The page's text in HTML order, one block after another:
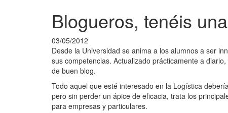
Blogueros, tenéis
03/05/2012
Desde la Universidad se anima a los alumnos a ser
sus competencias. Actualizado prácticamente a diario,
de buen blog.
Todo aquel que esté interesado en la Logística
pero sin perder un ápice de eficacia, trata los
para empresas y particulares.